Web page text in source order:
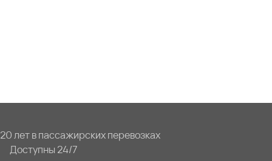
20 лет в пассажирских перевозках
Доступны 24/7